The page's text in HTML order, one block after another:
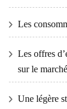
Les
Les offres
sur le
Une légère